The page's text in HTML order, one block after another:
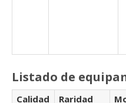
Listado de
Calidad Raridad